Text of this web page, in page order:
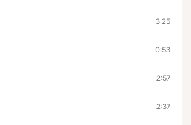
3:25
0:53
2:57
2:37